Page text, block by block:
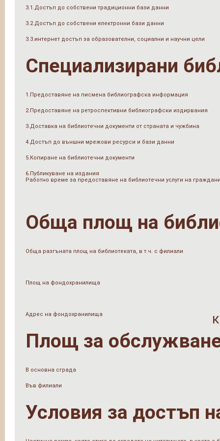
3.1.Достъп до собствени традиционни бази данни
3.2.Достъп до собствени електронни бази данни
3.3.интернет достъп за образователни, социални и научни цели
Специализирани
1.Предоставяне на писмена библиографска информация
2.Предоставяне на ретроспективни библиографски издирвания
3.Доставка на библиотечни документи от страната и чужбина
4.Достъп до външни мрежови ресурси и бази данни
5.Копиране на библиотечни документи
6.Публикуване на издания
Работно време за предоставяне на библиотечни услуги на
Обща площ на
Обща разгъната площ на библиотеката, в т.ч. с филиали
Площ на фондохранилища
Адрес на фондохранилища
Площ за
В основна сграда
Във филиали
Условия за достъп